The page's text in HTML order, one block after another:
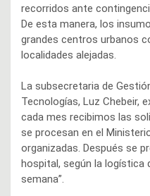
recorridos ante
De esta manera, los
grandes centros urbanos
localidades alejadas.
La subsecretaria de
Tecnologías, Luz Chebeir,
cada mes recibimos las
se procesan en el
organizadas. Después se
hospital, según la logística
semana”.